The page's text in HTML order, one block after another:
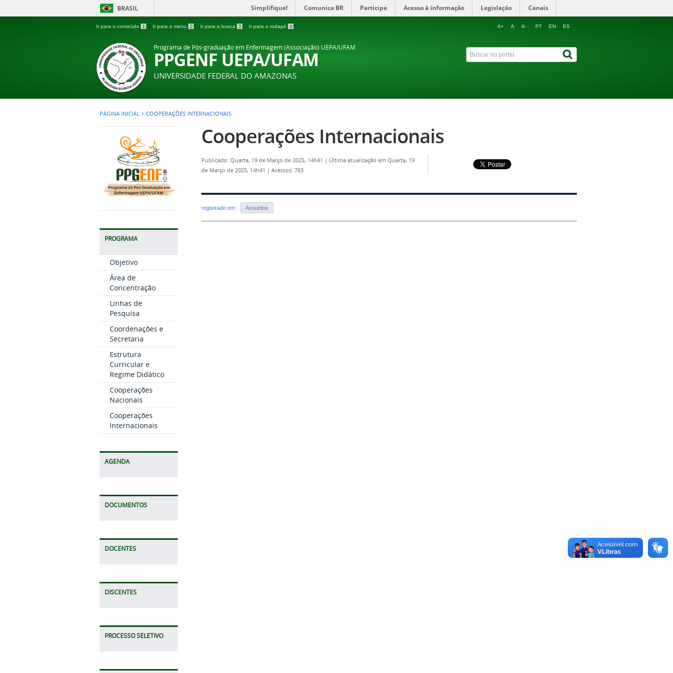
BRASIL Simplifique! Comunica BR Participe Acesso à informação Legislação Canais
Ir para o conteúdo 1 Ir para o menu 2 Ir para a busca 3 Ir para o rodapé 4 A+ A A- PT EN ES
Programa de Pós-graduação em Enfermagem (Associação) UEPA/UFAM
PPGENF UEPA/UFAM
UNIVERSIDADE FEDERAL DO AMAZONAS
PÁGINA INICIAL > COOPERAÇÕES INTERNACIONAIS
PROGRAMA
Objetivo
Área de
Concentração
Linhas de
Pesquisa
Coordenações e
Secretaria
Estrutura
Curricular e
Regime Didático
Cooperações
Nacionais
Cooperações
Internacionais
AGENDA
DOCUMENTOS
DOCENTES
DISCENTES
PROCESSO SELETIVO
Cooperações Internacionais
Publicado: Quarta, 19 de Março de 2025, 14h41 | Última atualização em Quarta, 19
de Março de 2025, 14h41 | Acessos: 783
registrado em: Assuntos